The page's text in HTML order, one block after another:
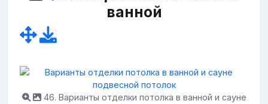
ванной
46. Варианты отделки потолка в ванной и сауне